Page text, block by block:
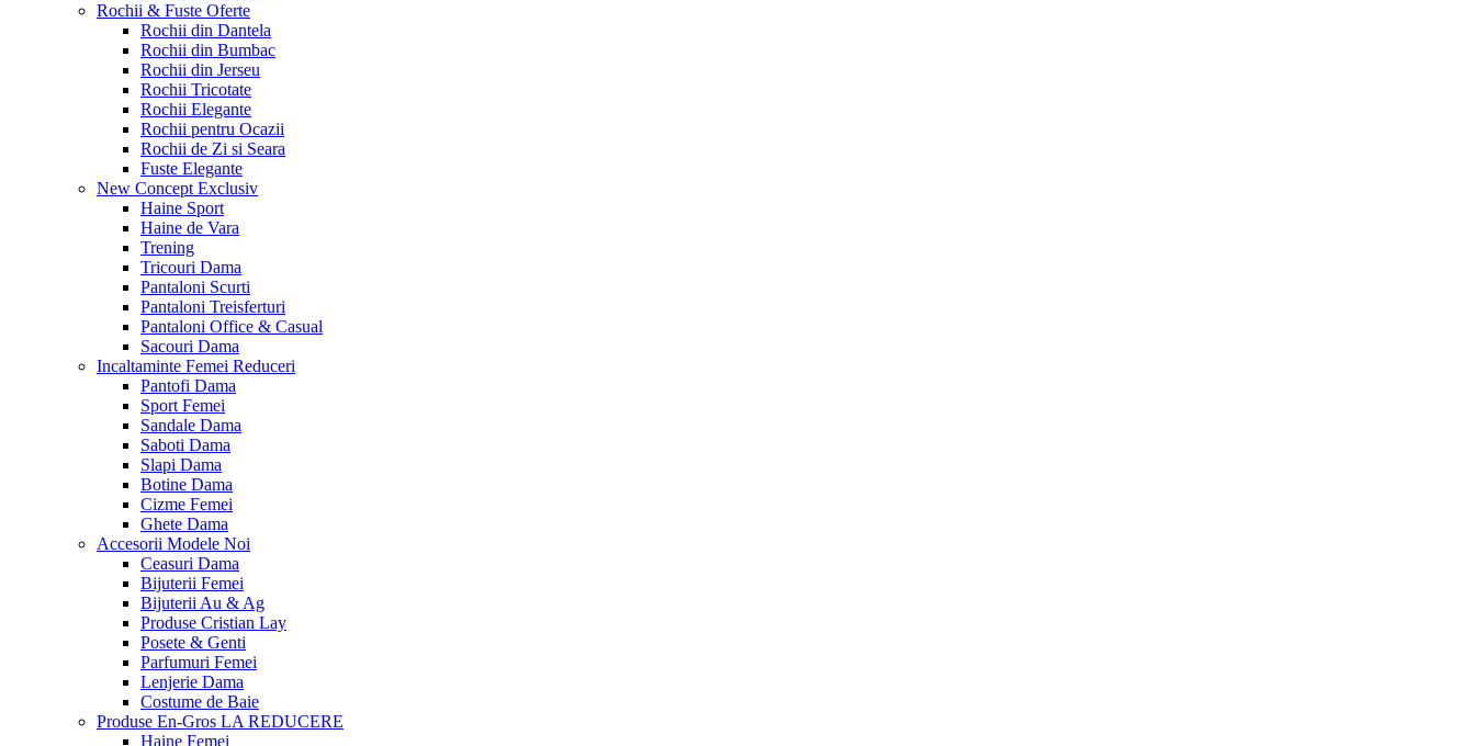
Rochii & Fuste Oferte
Rochii din Dantela
Rochii din Bumbac
Rochii din Jerseu
Rochii Tricotate
Rochii Elegante
Rochii pentru Ocazii
Rochii de Zi si Seara
Fuste Elegante
New Concept Exclusiv
Haine Sport
Haine de Vara
Trening
Tricouri Dama
Pantaloni Scurti
Pantaloni Treisferturi
Pantaloni Office & Casual
Sacouri Dama
Incaltaminte Femei Reduceri
Pantofi Dama
Sport Femei
Sandale Dama
Saboti Dama
Slapi Dama
Botine Dama
Cizme Femei
Ghete Dama
Accesorii Modele Noi
Ceasuri Dama
Bijuterii Femei
Bijuterii Au & Ag
Produse Cristian Lay
Posete & Genti
Parfumuri Femei
Lenjerie Dama
Costume de Baie
Produse En-Gros LA REDUCERE
Haine Femei